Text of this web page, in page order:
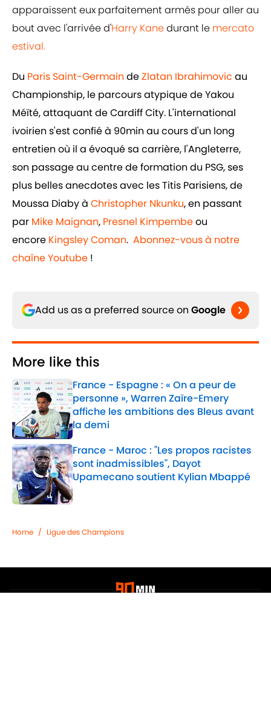
apparaissent eux parfaitement armés pour aller au
bout avec l'arrivée d'Harry Kanedurant le mercato
estival.
Du Paris Saint-Germain deZlatan Ibrahimovic au
Championship, le parcours atypique de Yakou
Méïté, attaquant de Cardiff City. L'international
ivoirien s'est confié à 90min au cours d'un long
entretien où il a évoqué sa carrière, l'Angleterre,
son passage au centre de formation du PSG, ses
plus belles anecdotes avec les Titis Parisiens, de
Moussa Diaby à Christopher Nkunku, en passant
par Mike Maignan, Presnel Kimpembeou
encore Kingsley Coman. Abonnez-vous à notre
chaîne Youtube !
Add us as a preferred source on Google
More like this
France - Espagne : « On a peur de
personne », Warren Zaïre-Emery
affiche les ambitions des Bleus avant
la demi
Published by on Invalid Date
France - Maroc : "Les propos racistes
sont inadmissibles", Dayot
Upamecano soutient Kylian Mbappé
Published by on Invalid Date
Home / Ligue des Champions